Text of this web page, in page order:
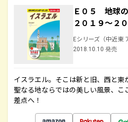
Ｅ０５ 地球
２０１９～２
Eシリーズ（中近東
2018.10.10 発売
イスラエル。そこは新と旧、西と東
聖なる地ならではの美しい風景、こ
差点へ！